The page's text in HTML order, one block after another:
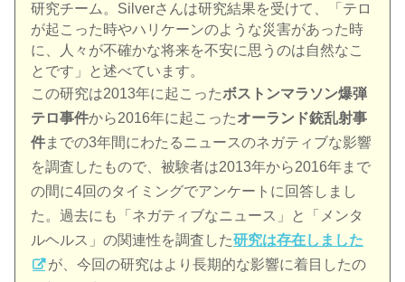
研究チーム。Silverさんは研究結果を受けて、「テロ
が起こった時やハリケーンのような災害があった時
に、人々が不確かな将来を不安に思うのは自然なこ
とです」と述べています。
この研究は2013年に起こったボストンマラソン爆弾
テロ事件から2016年に起こったオーランド銃乱射事
件までの3年間にわたるニュースのネガティブな影響
を調査したもので、被験者は2013年から2016年まで
の間に4回のタイミングでアンケートに回答しまし
た。過去にも「ネガティブなニュース」と「メンタ
ルヘルス」の関連性を調査した研究は存在しました
が、今回の研究はより長期的な影響に着目したの